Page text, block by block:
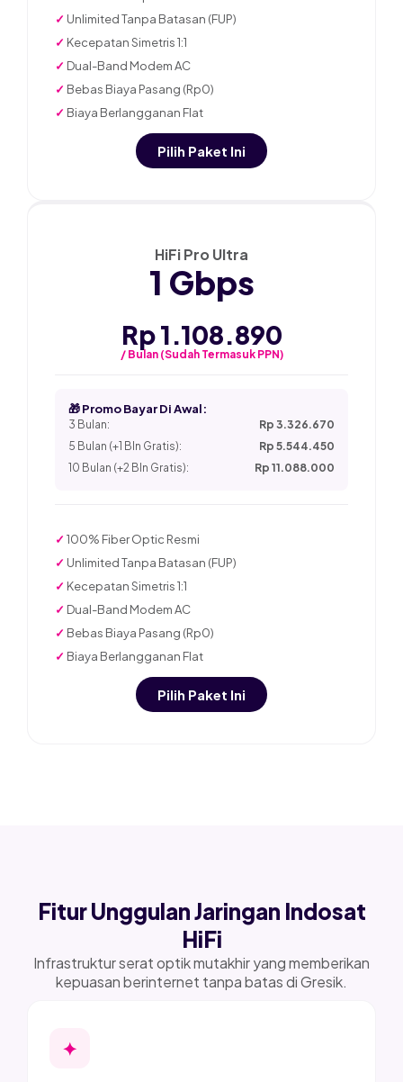
✓ Unlimited Tanpa Batasan (FUP)
✓ Kecepatan Simetris 1:1
✓ Dual-Band Modem AC
✓ Bebas Biaya Pasang (Rp0)
✓ Biaya Berlangganan Flat
Pilih Paket Ini
HiFi Pro Ultra
1 Gbps
Rp 1.108.890
/ Bulan (Sudah Termasuk PPN)
🎁 Promo Bayar Di Awal:
3 Bulan:
Rp 3.326.670
5 Bulan (+1 Bln Gratis):
Rp 5.544.450
10 Bulan (+2 Bln Gratis):
Rp 11.088.000
✓ 100% Fiber Optic Resmi
✓ Unlimited Tanpa Batasan (FUP)
✓ Kecepatan Simetris 1:1
✓ Dual-Band Modem AC
✓ Bebas Biaya Pasang (Rp0)
✓ Biaya Berlangganan Flat
Pilih Paket Ini
Fitur Unggulan Jaringan Indosat
HiFi
Infrastruktur serat optik mutakhir yang memberikan
kepuasan berinternet tanpa batas di Gresik.
✦